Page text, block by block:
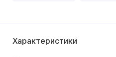
Характеристики